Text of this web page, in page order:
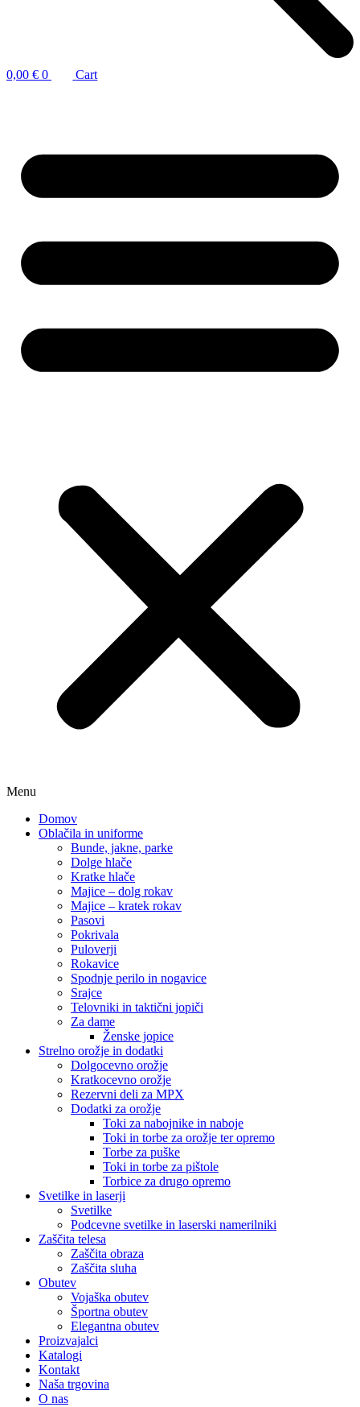
0,00 € 0 Cart
Menu
Domov
Oblačila in uniforme
Bunde, jakne, parke
Dolge hlače
Kratke hlače
Majice – dolg rokav
Majice – kratek rokav
Pasovi
Pokrivala
Puloverji
Rokavice
Spodnje perilo in nogavice
Srajce
Telovniki in taktični jopiči
Za dame
Ženske jopice
Strelno orožje in dodatki
Dolgocevno orožje
Kratkocevno orožje
Rezervni deli za MPX
Dodatki za orožje
Toki za nabojnike in naboje
Toki in torbe za orožje ter opremo
Torbe za puške
Toki in torbe za pištole
Torbice za drugo opremo
Svetilke in laserji
Svetilke
Podcevne svetilke in laserski namerilniki
Zaščita telesa
Zaščita obraza
Zaščita sluha
Obutev
Vojaška obutev
Športna obutev
Elegantna obutev
Proizvajalci
Katalogi
Kontakt
Naša trgovina
O nas